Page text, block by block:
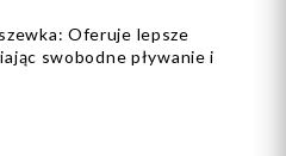
Oferuje lepsze
swobodne pływanie i